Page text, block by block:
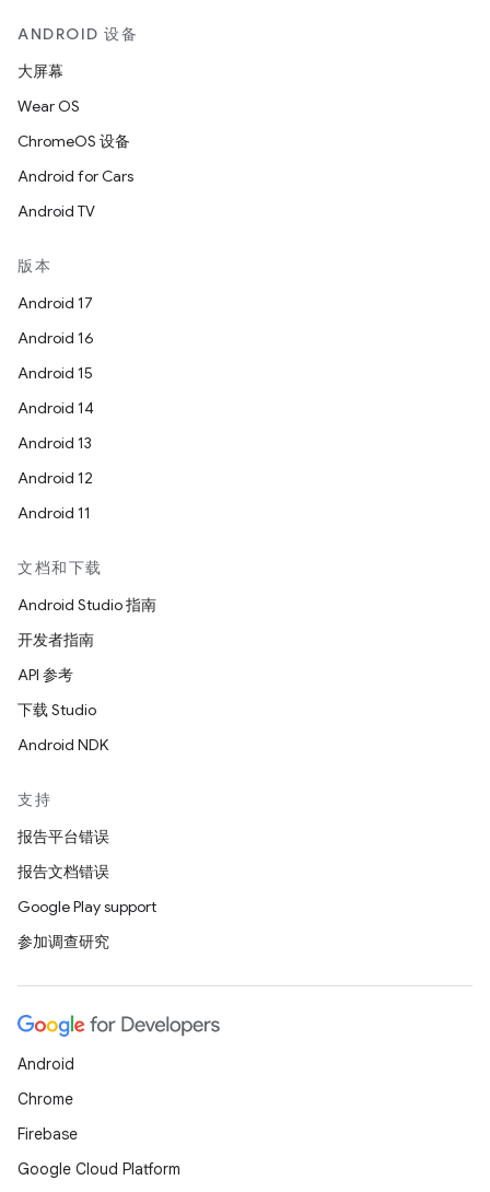
ANDROID 设备
大屏幕
Wear OS
ChromeOS 设备
Android for Cars
Android TV
版本
Android 17
Android 16
Android 15
Android 14
Android 13
Android 12
Android 11
文档和下载
Android Studio 指南
开发者指南
API 参考
下载 Studio
Android NDK
支持
报告平台错误
报告文档错误
Google Play support
参加调查研究
Android
Chrome
Firebase
Google Cloud Platform